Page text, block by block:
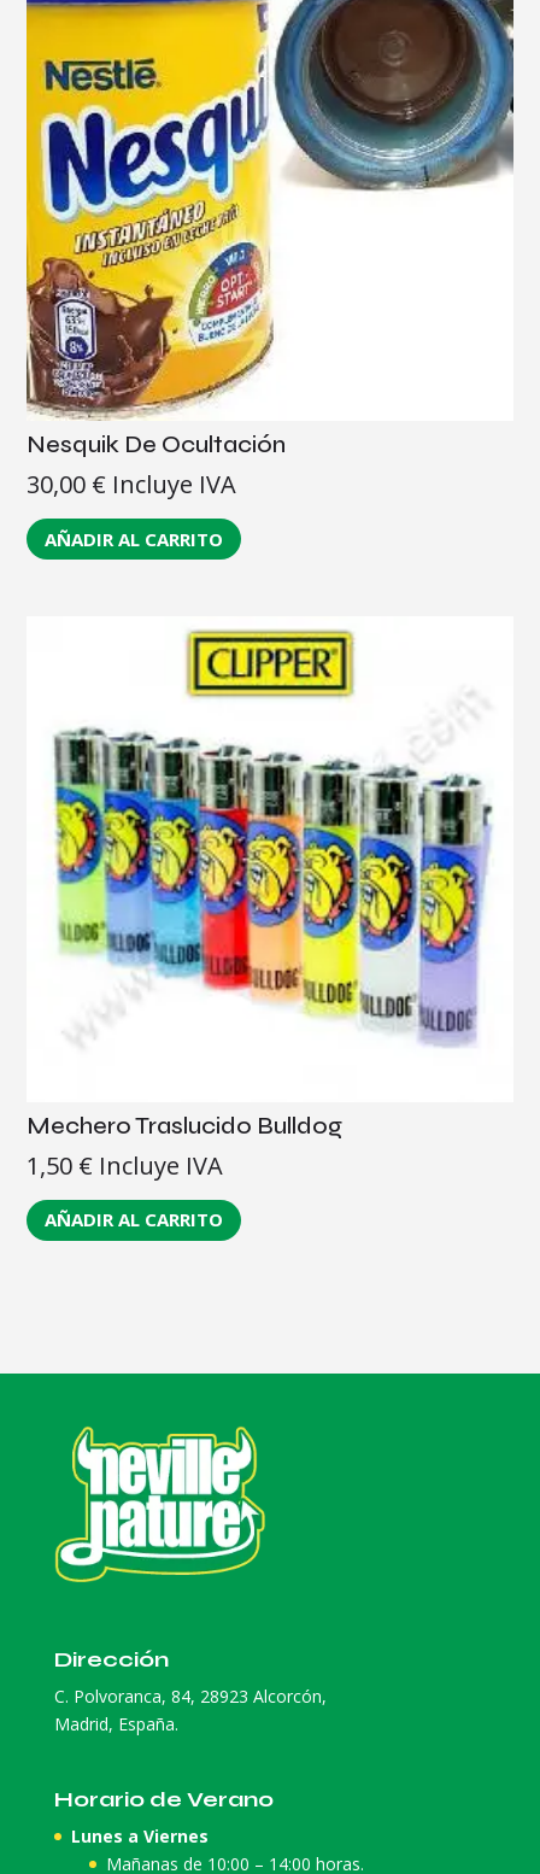
Nesquik De Ocultación
30,00 € Incluye IVA
AÑADIR AL CARRITO
Mechero Traslucido Bulldog
1,50 € Incluye IVA
AÑADIR AL CARRITO
Dirección
C. Polvoranca, 84, 28923 Alcorcón,
Madrid, España.
Horario de Verano
Lunes a Viernes
Mañanas de 10:00 – 14:00 horas.